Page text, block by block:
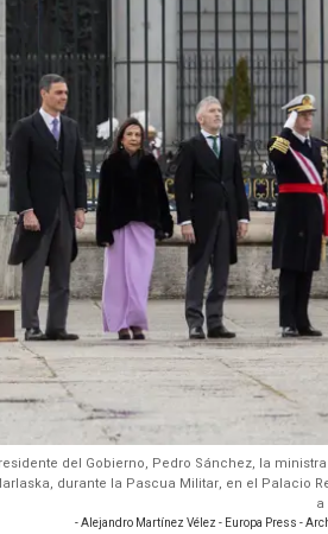
del Gobierno, Pedro Sánchez, la
durante la Pascua Militar, en el Palacio
a
- Alejandro Martínez Vélez - Europa Press -